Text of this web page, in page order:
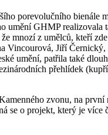
porevolučního bienále
umění GHMP
mnozí z umělců, kteří
Jiří
umění, patřila také
přehlídek
zvonu, na první
se o projekt, který je